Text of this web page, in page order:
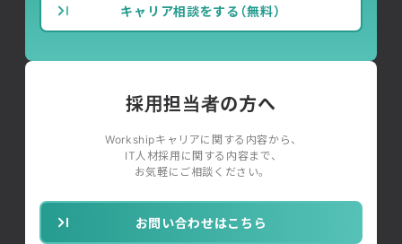
キャリア相談をする（無料）
採用担当者の方へ
Workshipキャリアに関する内容から、
IT人材採用に関する内容まで、
お気軽にご相談ください。
お問い合わせはこちら